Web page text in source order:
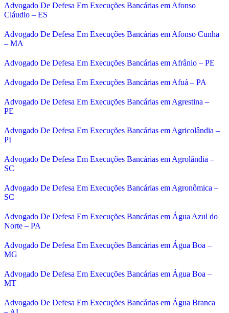
Advogado De Defesa Em Execuções Bancárias em Afonso
Cláudio – ES
Advogado De Defesa Em Execuções Bancárias em Afonso Cunha
– MA
Advogado De Defesa Em Execuções Bancárias em Afrânio – PE
Advogado De Defesa Em Execuções Bancárias em Afuá – PA
Advogado De Defesa Em Execuções Bancárias em Agrestina –
PE
Advogado De Defesa Em Execuções Bancárias em Agricolândia –
PI
Advogado De Defesa Em Execuções Bancárias em Agrolândia –
SC
Advogado De Defesa Em Execuções Bancárias em Agronômica –
SC
Advogado De Defesa Em Execuções Bancárias em Água Azul do
Norte – PA
Advogado De Defesa Em Execuções Bancárias em Água Boa –
MG
Advogado De Defesa Em Execuções Bancárias em Água Boa –
MT
Advogado De Defesa Em Execuções Bancárias em Água Branca